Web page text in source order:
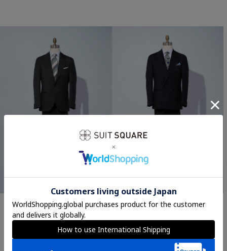
生地品番：65ZN1755-GA カラ
ー:グレー
生地品番：65ZN1753-DA カラ